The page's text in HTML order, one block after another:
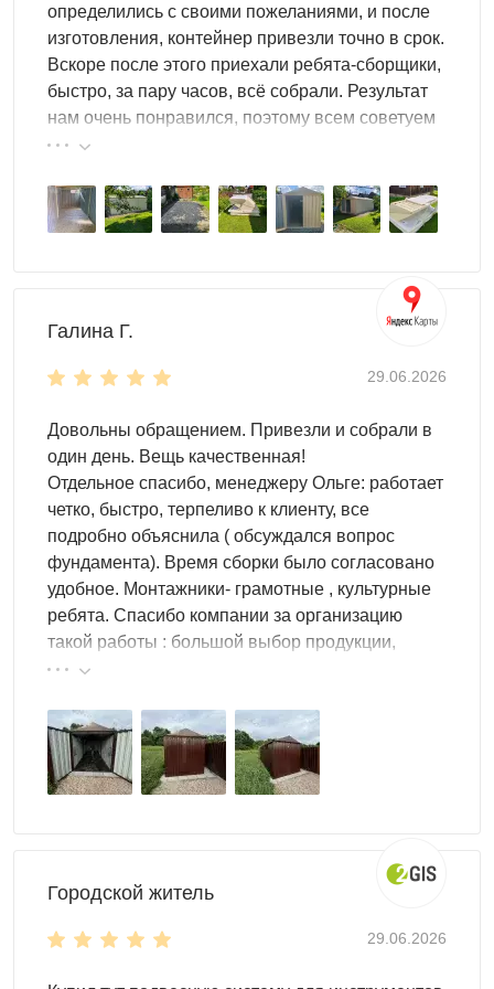
ворот упрощает въезд и вынос
Бытовые вещи— консервация, зимняя одежда,
мебель, спортивный инвентарь: закрытый отсек
защищает от влаги и пыли
Как организовать пространство
хозблока для хранения
нижние полки, лёгкий и часто нужный инвентарь — на
стены и верхние ярусы. Перфорированный
инструмент в зоне прямой видимости — не нужно
отвёртки. Системы подвесов для лестниц и
длинномерного инвентаря освобождают пол,
значительно увеличивая полезную площадь хозблока.
Регулируемые стеллажи адаптируются под любую
высоту предметов — от банок с краской до коробок с
запчастями. Все системы хранения изготовлены из
оцинкованного металлаи не деформируются под
нагрузкой, не разбухают от влаги и не требуют замены
годами.
хранения вещей
Каркас и обшивка из оцинкованного профлиста с
Технологические отверстия в стенах обеспечивают
естественную вентиляцию: конденсат и плесень не
образуются даже при длительном хранении органики и
— хозблок разбирается и перевозится в компактном
определились с своими пожеланиями, и после
изготовления, контейнер привезли точно в срок.
Вскоре после этого приехали ребята-сборщики,
быстро, за пару часов, всё собрали. Результат
нам очень понравился, поэтому всем советуем
эту фирму.
Галина Г.
29.06.2026
Довольны обращением. Привезли и собрали в
один день. Вещь качественная!
Отдельное спасибо, менеджеру Ольге: работает
четко, быстро, терпеливо к клиенту, все
подробно объяснила ( обсуждался вопрос
фундамента). Время сборки было согласовано
удобное. Монтажники- грамотные , культурные
ребята. Спасибо компании за организацию
такой работы : большой выбор продукции,
реальные цены.
Городской житель
29.06.2026